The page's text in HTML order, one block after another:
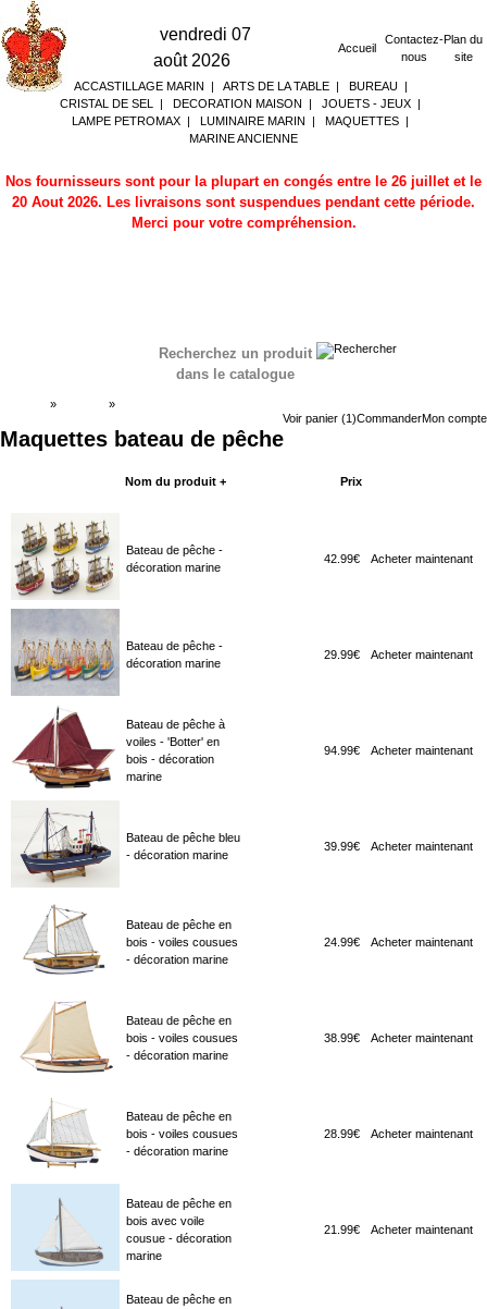
vendredi 07
août 2026
Accueil
Contactez-
nous
Plan du
site
ACCASTILLAGE MARIN | ARTS DE LA TABLE| BUREAU|
CRISTAL DE SEL
| DECORATION MAISON | JOUETS - JEUX |
LAMPE PETROMAX | LUMINAIRE MARIN | MAQUETTES |
MARINE ANCIENNE
Nos fournisseurs sont pour la plupart en congés entre le 26 juillet et le
20 Aout 2026. Les livraisons sont suspendues pendant cette période.
Merci pour votre compréhension.
Recherchez un produit
dans le catalogue
Voir panier (1)CommanderMon compte
» »
Maquettes bateau de pêche
Nom du produit + Prix
Bateau de pêche -
décoration marine
42.99€ Acheter maintenant
Bateau de pêche -
décoration marine
29.99€ Acheter maintenant
Bateau de pêche à
voiles - 'Botter' en
bois - décoration
marine
94.99€ Acheter maintenant
Bateau de pêche bleu
- décoration marine
39.99€ Acheter maintenant
Bateau de pêche en
bois - voiles cousues
- décoration marine
24.99€ Acheter maintenant
Bateau de pêche en
bois - voiles cousues
- décoration marine
38.99€ Acheter maintenant
Bateau de pêche en
bois - voiles cousues
- décoration marine
28.99€ Acheter maintenant
Bateau de pêche en
bois avec voile
cousue - décoration
marine
21.99€ Acheter maintenant
Bateau de pêche en